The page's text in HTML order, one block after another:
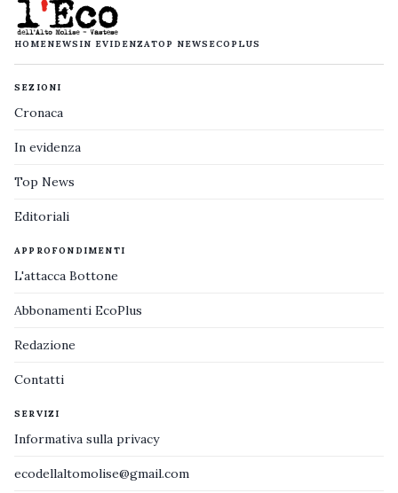
HOMENEWS IN EVIDENZATOP NEWS ECOPLUS
SEZIONI
Cronaca
In evidenza
Top News
Editoriali
APPROFONDIMENTI
L'attacca Bottone
Abbonamenti EcoPlus
Redazione
Contatti
SERVIZI
Informativa sulla privacy
ecodellaltomolise@gmail.com